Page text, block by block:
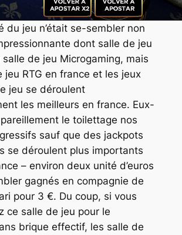
du jeu n’était se-sembler non
dont salle de jeu
salle de jeu Microgaming, mais
jeu RTG en france et les jeux
jeu se déroulent
les meilleurs en france. Eux-
le toilettage nos
sauf que des jackpots
se déroulent plus importants
– environ deux unité d’euros
gagnés en compagnie de
pour 3 €. Du coup, si vous
ce salle de jeu pour le
brique effectif, les salle de